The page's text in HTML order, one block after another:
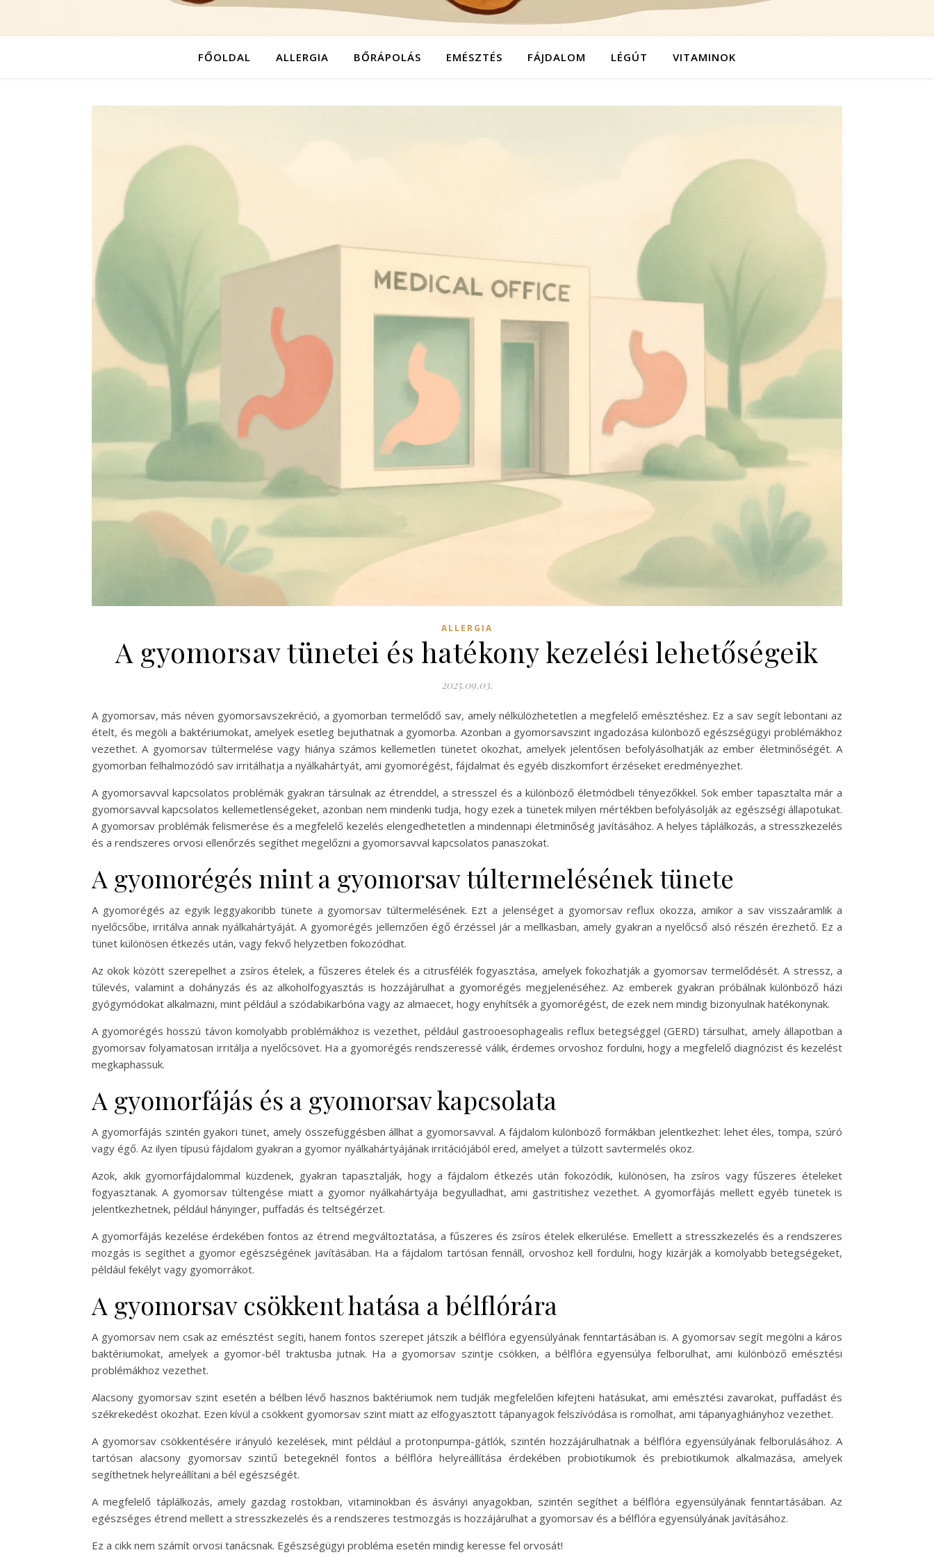
FŐOLDAL ALLERGIA BŐRÁPOLÁS EMÉSZTÉS FÁJDALOM LÉGÚT VITAMINOK
ALLERGIA
A gyomorsav tünetei és hatékony kezelési lehetőségeik
2025.09.03.
A gyomorsav, más néven gyomorsavszekréció, a gyomorban termelődő sav, amely nélkülözhetetlen a megfelelő emésztéshez. Ez a sav segít lebontani az
ételt, és megöli a baktériumokat, amelyek esetleg bejuthatnak a gyomorba. Azonban a gyomorsavszint ingadozása különböző egészségügyi problémákhoz
vezethet. A gyomorsav túltermelése vagy hiánya számos kellemetlen tünetet okozhat, amelyek jelentősen befolyásolhatják az ember életminőségét. A
gyomorban felhalmozódó sav irritálhatja a nyálkahártyát, ami gyomorégést, fájdalmat és egyéb diszkomfort érzéseket eredményezhet.
A gyomorsavval kapcsolatos problémák gyakran társulnak az étrenddel, a stresszel és a különböző életmódbeli tényezőkkel. Sok ember tapasztalta már a
gyomorsavval kapcsolatos kellemetlenségeket, azonban nem mindenki tudja, hogy ezek a tünetek milyen mértékben befolyásolják az egészségi állapotukat.
A gyomorsav problémák felismerése és a megfelelő kezelés elengedhetetlen a mindennapi életminőség javításához. A helyes táplálkozás, a stresszkezelés
és a rendszeres orvosi ellenőrzés segíthet megelőzni a gyomorsavval kapcsolatos panaszokat.
A gyomorégés mint a gyomorsav túltermelésének tünete
A gyomorégés az egyik leggyakoribb tünete a gyomorsav túltermelésének. Ezt a jelenséget a gyomorsav reflux okozza, amikor a sav visszaáramlik a
nyelőcsőbe, irritálva annak nyálkahártyáját. A gyomorégés jellemzően égő érzéssel jár a mellkasban, amely gyakran a nyelőcső alsó részén érezhető. Ez a
tünet különösen étkezés után, vagy fekvő helyzetben fokozódhat.
Az okok között szerepelhet a zsíros ételek, a fűszeres ételek és a citrusfélék fogyasztása, amelyek fokozhatják a gyomorsav termelődését. A stressz, a
túlevés, valamint a dohányzás és az alkoholfogyasztás is hozzájárulhat a gyomorégés megjelenéséhez. Az emberek gyakran próbálnak különböző házi
gyógymódokat alkalmazni, mint például a szódabikarbóna vagy az almaecet, hogy enyhítsék a gyomorégést, de ezek nem mindig bizonyulnak hatékonynak.
A gyomorégés hosszú távon komolyabb problémákhoz is vezethet, például gastrooesophagealis reflux betegséggel (GERD) társulhat, amely állapotban a
gyomorsav folyamatosan irritálja a nyelőcsövet. Ha a gyomorégés rendszeressé válik, érdemes orvoshoz fordulni, hogy a megfelelő diagnózist és kezelést
megkaphassuk.
A gyomorfájás és a gyomorsav kapcsolata
A gyomorfájás szintén gyakori tünet, amely összefüggésben állhat a gyomorsavval. A fájdalom különböző formákban jelentkezhet: lehet éles, tompa, szúró
vagy égő. Az ilyen típusú fájdalom gyakran a gyomor nyálkahártyájának irritációjából ered, amelyet a túlzott savtermelés okoz.
Azok, akik gyomorfájdalommal küzdenek, gyakran tapasztalják, hogy a fájdalom étkezés után fokozódik, különösen, ha zsíros vagy fűszeres ételeket
fogyasztanak. A gyomorsav túltengése miatt a gyomor nyálkahártyája begyulladhat, ami gastritishez vezethet. A gyomorfájás mellett egyéb tünetek is
jelentkezhetnek, például hányinger, puffadás és teltségérzet.
A gyomorfájás kezelése érdekében fontos az étrend megváltoztatása, a fűszeres és zsíros ételek elkerülése. Emellett a stresszkezelés és a rendszeres
mozgás is segíthet a gyomor egészségének javításában. Ha a fájdalom tartósan fennáll, orvoshoz kell fordulni, hogy kizárják a komolyabb betegségeket,
például fekélyt vagy gyomorrákot.
A gyomorsav csökkent hatása a bélflórára
A gyomorsav nem csak az emésztést segíti, hanem fontos szerepet játszik a bélflóra egyensúlyának fenntartásában is. A gyomorsav segít megölni a káros
baktériumokat, amelyek a gyomor-bél traktusba jutnak. Ha a gyomorsav szintje csökken, a bélflóra egyensúlya felborulhat, ami különböző emésztési
problémákhoz vezethet.
Alacsony gyomorsav szint esetén a bélben lévő hasznos baktériumok nem tudják megfelelően kifejteni hatásukat, ami emésztési zavarokat, puffadást és
székrekedést okozhat. Ezen kívül a csökkent gyomorsav szint miatt az elfogyasztott tápanyagok felszívódása is romolhat, ami tápanyaghiányhoz vezethet.
A gyomorsav csökkentésére irányuló kezelések, mint például a protonpumpa-gátlók, szintén hozzájárulhatnak a bélflóra egyensúlyának felborulásához. A
tartósan alacsony gyomorsav szintű betegeknél fontos a bélflóra helyreállítása érdekében probiotikumok és prebiotikumok alkalmazása, amelyek
segíthetnek helyreállítani a bél egészségét.
A megfelelő táplálkozás, amely gazdag rostokban, vitaminokban és ásványi anyagokban, szintén segíthet a bélflóra egyensúlyának fenntartásában. Az
egészséges étrend mellett a stresszkezelés és a rendszeres testmozgás is hozzájárulhat a gyomorsav és a bélflóra egyensúlyának javításához.
Ez a cikk nem számít orvosi tanácsnak. Egészségügyi probléma esetén mindig keresse fel orvosát!